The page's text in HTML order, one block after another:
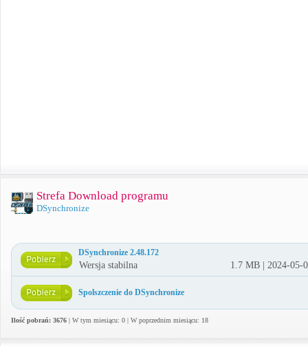
Strefa Download programu
DSynchronize
DSynchronize 2.48.172
Wersja stabilna 1.7 MB | 2024-05-
Spolszczenie do DSynchronize
Ilość pobrań: 3676 | W tym miesiącu: 0 | W poprzednim miesiącu: 18